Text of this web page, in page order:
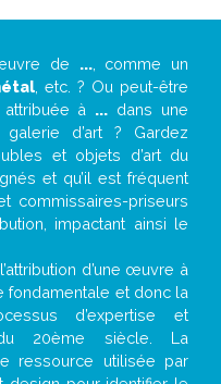
de ..., comme un
, etc. ? Ou peut-être
à ... dans une
d’art ? Gardez
et objets d’art du
et qu’il est fréquent
commissaires-priseurs
impactant ainsi le
d’une œuvre à
fondamentale et donc la
d’expertise et
du 20ème siècle. La
ressource utilisée par